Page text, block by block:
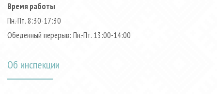
Время работы
Пн.-Пт. 8:30-17:30
Обеденный перерыв: Пн.-Пт. 13:00-14:00
Об инспекции